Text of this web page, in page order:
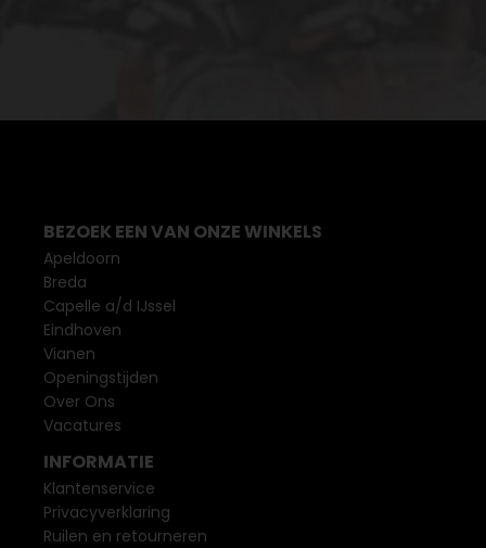
BEZOEK EEN VAN ONZE WINKELS
Apeldoorn
Breda
Capelle a/d IJssel
Eindhoven
Vianen
Openingstijden
Over Ons
Vacatures
INFORMATIE
Klantenservice
Privacyverklaring
Ruilen en retourneren